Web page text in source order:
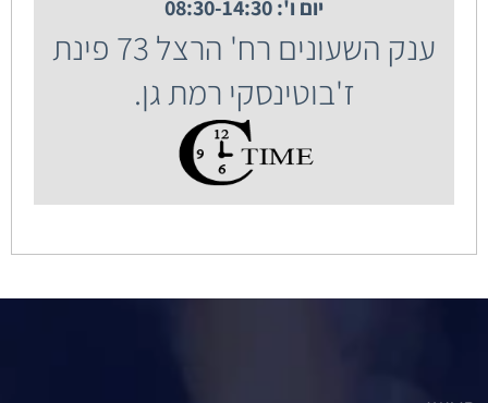
יום ו': 08:30-14:30
ענק השעונים רח' הרצל 73 פינת
ז'בוטינסקי רמת גן.